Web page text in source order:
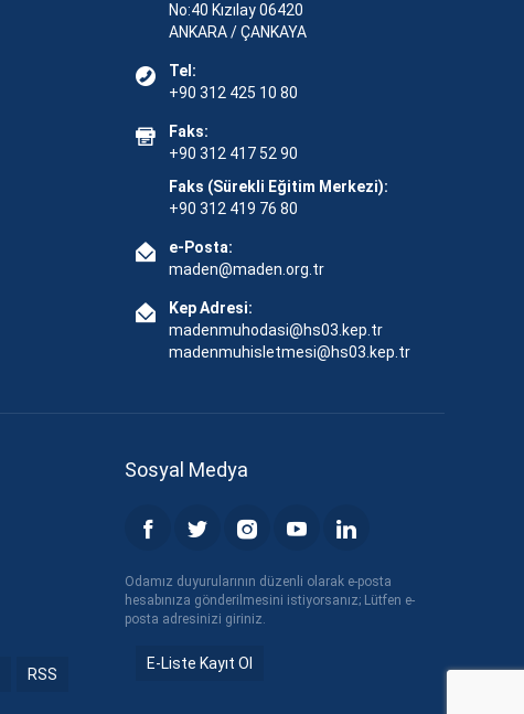
No:40 Kızılay 06420
ANKARA / ÇANKAYA
Tel:
+90 312 425 10 80
Faks:
+90 312 417 52 90
Faks (Sürekli Eğitim Merkezi):
+90 312 419 76 80
e-Posta:
maden@maden.org.tr
Kep Adresi:
madenmuhodasi@hs03.kep.tr
madenmuhisletmesi@hs03.kep.tr
RSS
Sosyal Medya
Odamız duyurularının düzenli olarak e-posta
hesabınıza gönderilmesini istiyorsanız; Lütfen e-
posta adresinizi giriniz.
E-Liste Kayıt Ol